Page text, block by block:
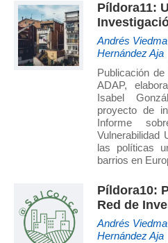
y
regeneración
sobre
la
adaptación
de
del Grupo
de
Investigación
Píldora11:
Andrés
Hernández Aja
Publicación
ADAP,
Isabel
proyecto de
Informe
Vulnerabilidad
las políticas
barrios en
Píldora10:
Red de
Andrés
Hernández Aja